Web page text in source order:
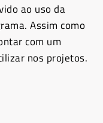
ao uso da
Assim como
com um
nos projetos.